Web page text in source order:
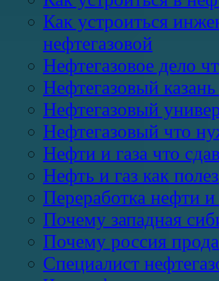
Как устроиться
нефтегазовой
Нефтегазовое дело
Нефтегазовый
Нефтегазовый
Нефтегазовый что
Нефти и газа что
Нефть и газ как
Переработка нефти и
Почему западная
Почему россия
Специалист